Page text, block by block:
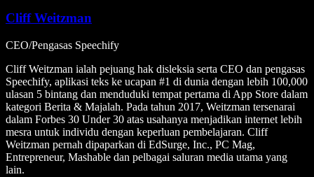
Cliff Weitzman
CEO/Pengasas Speechify
Cliff Weitzman ialah pejuang hak disleksia serta CEO dan pengasas
Speechify, aplikasi teks ke ucapan #1 di dunia dengan lebih 100,000
ulasan 5 bintang dan menduduki tempat pertama di App Store dalam
kategori Berita & Majalah. Pada tahun 2017, Weitzman tersenarai
dalam Forbes 30 Under 30 atas usahanya menjadikan internet lebih
mesra untuk individu dengan keperluan pembelajaran. Cliff
Weitzman pernah dipaparkan di EdSurge, Inc., PC Mag,
Entrepreneur, Mashable dan pelbagai saluran media utama yang
lain.